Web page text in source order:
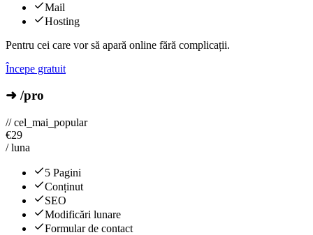
Mail
Hosting
Pentru cei care vor să apară online fără complicații.
Începe gratuit
➜ /pro
// cel_mai_popular
€29
/ luna
5 Pagini
Conținut
SEO
Modificări lunare
Formular de contact